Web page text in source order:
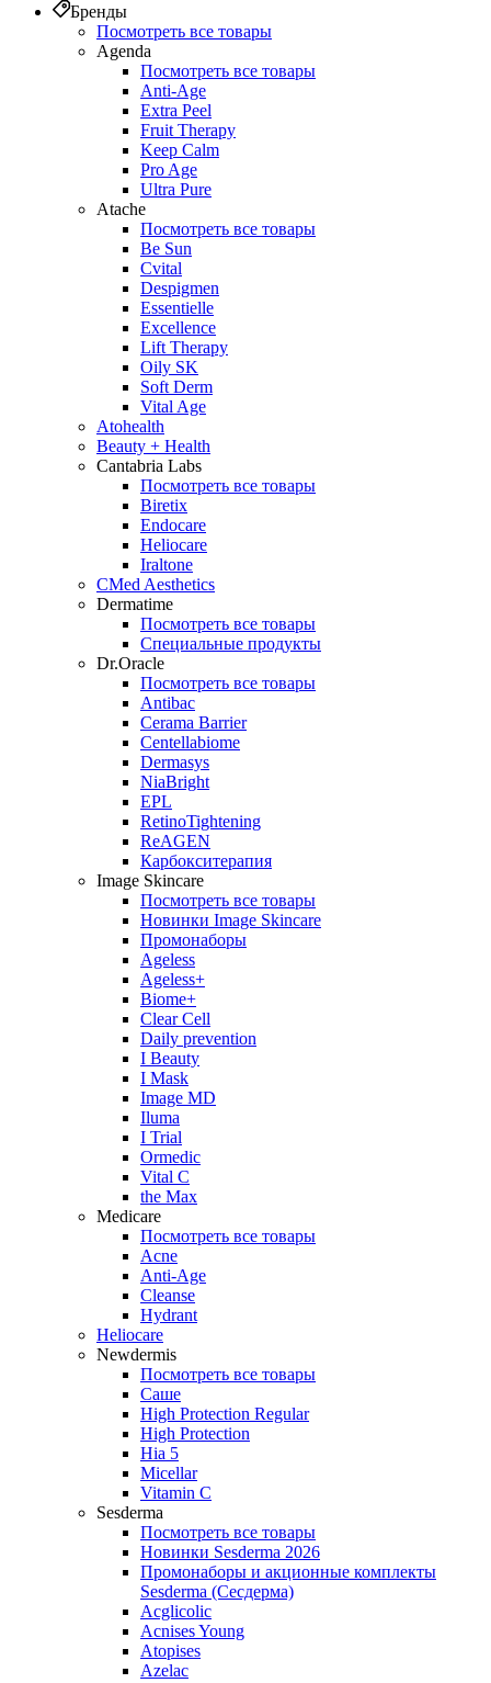
Бренды
Посмотреть все товары
Agenda
Посмотреть все товары
Anti‑Age
Extra Peel
Fruit Therapy
Keep Calm
Pro Age
Ultra Pure
Atache
Посмотреть все товары
Be Sun
Cvital
Despigmen
Essentielle
Excellence
Lift Therapy
Oily SK
Soft Derm
Vital Age
Atohealth
Beauty + Health
Cantabria Labs
Посмотреть все товары
Biretix
Endocare
Heliocare
Iraltone
CMed Aesthetics
Dermatime
Посмотреть все товары
Специальные продукты
Dr.Oracle
Посмотреть все товары
Antibac
Cerama Barrier
Centellabiome
Dermasys
NiaBright
EPL
RetinoTightening
ReAGEN
Карбокситерапия
Image Skincare
Посмотреть все товары
Новинки Image Skincare
Промонаборы
Ageless
Ageless+
Biome+
Clear Cell
Daily prevention
I Beauty
I Mask
Image MD
Iluma
I Trial
Ormedic
Vital C
the Max
Medicare
Посмотреть все товары
Acne
Anti‑Age
Cleanse
Hydrant
Heliocare
Newdermis
Посмотреть все товары
Саше
High Protection Regular
High Protection
Hia 5
Micellar
Vitamin C
Sesderma
Посмотреть все товары
Новинки Sesderma 2026
Промонаборы и акционные комплекты
Sesderma (Сесдерма)
Acglicolic
Acnises Young
Atopises
Azelac